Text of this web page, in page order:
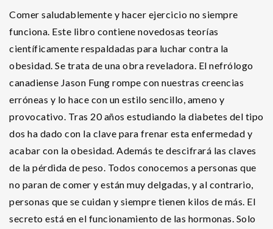
Comer saludablemente y hacer ejercicio no siempre
funciona. Este libro contiene novedosas teorías
científicamente respaldadas para luchar contra la
obesidad. Se trata de una obra reveladora. El nefrólogo
canadiense Jason Fung rompe con nuestras creencias
erróneas y lo hace con un estilo sencillo, ameno y
provocativo. Tras 20 años estudiando la diabetes del tipo
dos ha dado con la clave para frenar esta enfermedad y
acabar con la obesidad. Además te descifrará las claves
de la pérdida de peso. Todos conocemos a personas que
no paran de comer y están muy delgadas, y al contrario,
personas que se cuidan y siempre tienen kilos de más. El
secreto está en el funcionamiento de las hormonas. Solo